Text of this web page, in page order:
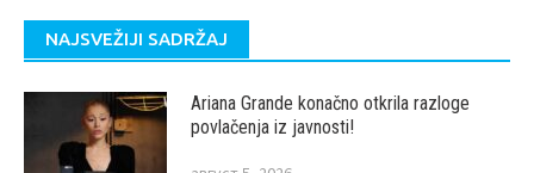
NAJSVEŽIJI SADRŽAJ
Ariana Grande konačno otkrila razloge
povlačenja iz javnosti!